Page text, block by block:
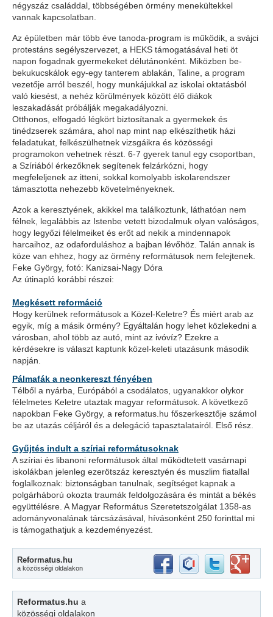
négyszáz családdal, többségében örmény menekültekkel
vannak kapcsolatban.
Az épületben már több éve tanoda-program is működik, a svájci
protestáns segélyszervezet, a HEKS támogatásával heti öt
napon fogadnak gyermekeket délutánonként. Miközben be-
bekukucskálok egy-egy tanterem ablakán, Taline, a program
vezetője arról beszél, hogy munkájukkal az iskolai oktatásból
való kiesést, a nehéz körülmények között élő diákok
leszakadását próbálják megakadályozni.
Otthonos, elfogadó légkört biztosítanak a gyermekek és
tinédzserek számára, ahol nap mint nap elkészíthetik házi
feladatukat, felkészülhetnek vizsgáikra és közösségi
programokon vehetnek részt. 6-7 gyerek tanul egy csoportban,
a Szíriából érkezőknek segítenek felzárkózni, hogy
megfeleljenek az itteni, sokkal komolyabb iskolarendszer
támasztotta nehezebb követelményeknek.
Azok a keresztyének, akikkel ma találkoztunk, láthatóan nem
félnek, legalábbis az Istenbe vetett bizodalmuk olyan valóságos,
hogy legyőzi félelmeiket és erőt ad nekik a mindennapok
harcaihoz, az odaforduláshoz a bajban lévőhöz. Talán annak is
köze van ehhez, hogy az örmény reformátusok nem felejtenek.
Feke György, fotó: Kanizsai-Nagy Dóra
Az útinapló korábbi részei:
Megkésett reformáció
Hogy kerülnek reformátusok a Közel-Keletre? És miért arab az
egyik, míg a másik örmény? Egyáltalán hogy lehet közlekedni a
városban, ahol több az autó, mint az ivóvíz? Ezekre a
kérdésekre is választ kaptunk közel-keleti utazásunk második
napján.
Pálmafák a neonkereszt fényében
Télből a nyárba, Európából a csodálatos, ugyanakkor olykor
félelmetes Keletre utaztak magyar reformátusok. A következő
napokban Feke György, a reformatus.hu főszerkesztője számol
be az utazás céljáról és a delegáció tapasztalatairól. Első rész.
Gyűjtés indult a szíriai reformátusoknak
A szíriai és libanoni reformátusok által működtetett vasárnapi
iskolákban jelenleg ezerötszáz keresztyén és muszlim fiatallal
foglalkoznak: biztonságban tanulnak, segítséget kapnak a
polgárháború okozta traumák feldolgozására és mintát a békés
együttélésre. A Magyar Református Szeretetszolgálat 1358-as
adományvonalának tárcsázásával, hívásonként 250 forinttal mi
is támogathatjuk a kezdeményezést.
Reformatus.hu
a közösségi oldalakon
Reformatus.hu a
közösségi oldalakon